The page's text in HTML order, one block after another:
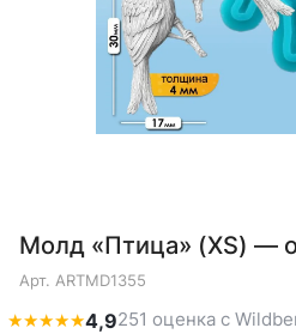
Молд «Птица» (XS) —
Арт. ARTMD1355
★★★★★4,9251 оценка с